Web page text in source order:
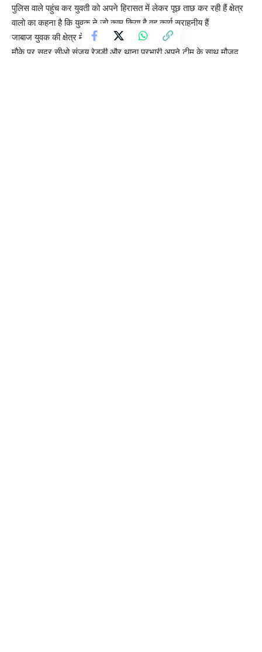
पुलिस वाले पहुंच कर युवती को अपने हिरासत में लेकर पूछ ताछ कर रही हैं क्षेत्र
वालो का कहना है कि युवक ने जो काम किया है वह कार्य सराहनीय हैं
जाबाज युवक की क्षेत्र में चर्चा हो रही है।
मौके पर सदर सीओ संजय रेड्डी और थाना प्रभारी अपने टीम के साथ मौजूद